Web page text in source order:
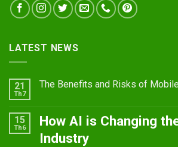
LATEST NEWS
21
Th7
The Benefits and Risks of
15
Th6
How AI is Changing
Industry